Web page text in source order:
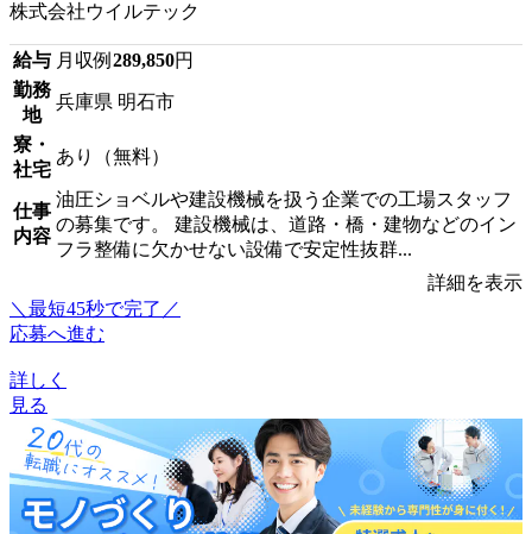
株式会社ウイルテック
給与 月収例 289,850円
勤務
地
兵庫県 明石市
寮・
社宅
あり（無料）
仕事
内容
油圧ショベルや建設機械を扱う企業での工場スタッフ
の募集です。 建設機械は、道路・橋・建物などのイン
フラ整備に欠かせない設備で安定性抜群...
詳細を表示
＼最短45秒で完了／
応募へ進む
詳しく
見る